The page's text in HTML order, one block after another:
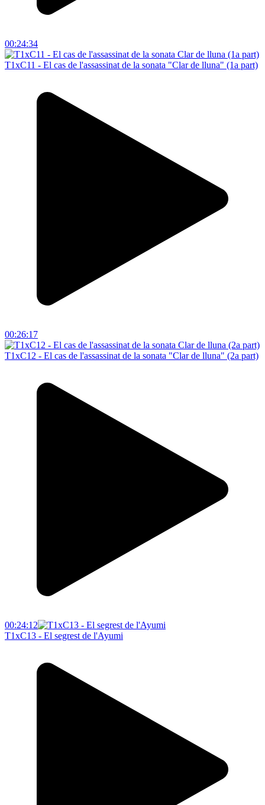
00:24:34
T1xC11 - El cas de l'assassinat de la sonata "Clar de lluna" (1a part)
00:26:17
T1xC12 - El cas de l'assassinat de la sonata "Clar de lluna" (2a part)
00:24:12
T1xC13 - El segrest de l'Ayumi